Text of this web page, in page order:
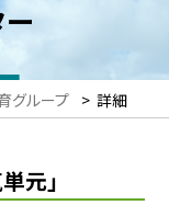
グループ > 詳細
元」